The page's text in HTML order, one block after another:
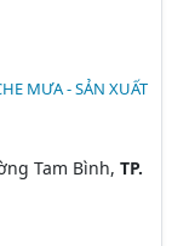
MƯA - SẢN XUẤT
Tam Bình,TP.